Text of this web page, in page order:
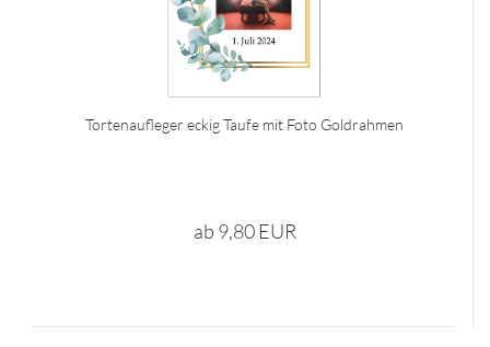
Tortenaufleger eckig Taufe mit Foto Goldrahmen
ab 9,80 EUR